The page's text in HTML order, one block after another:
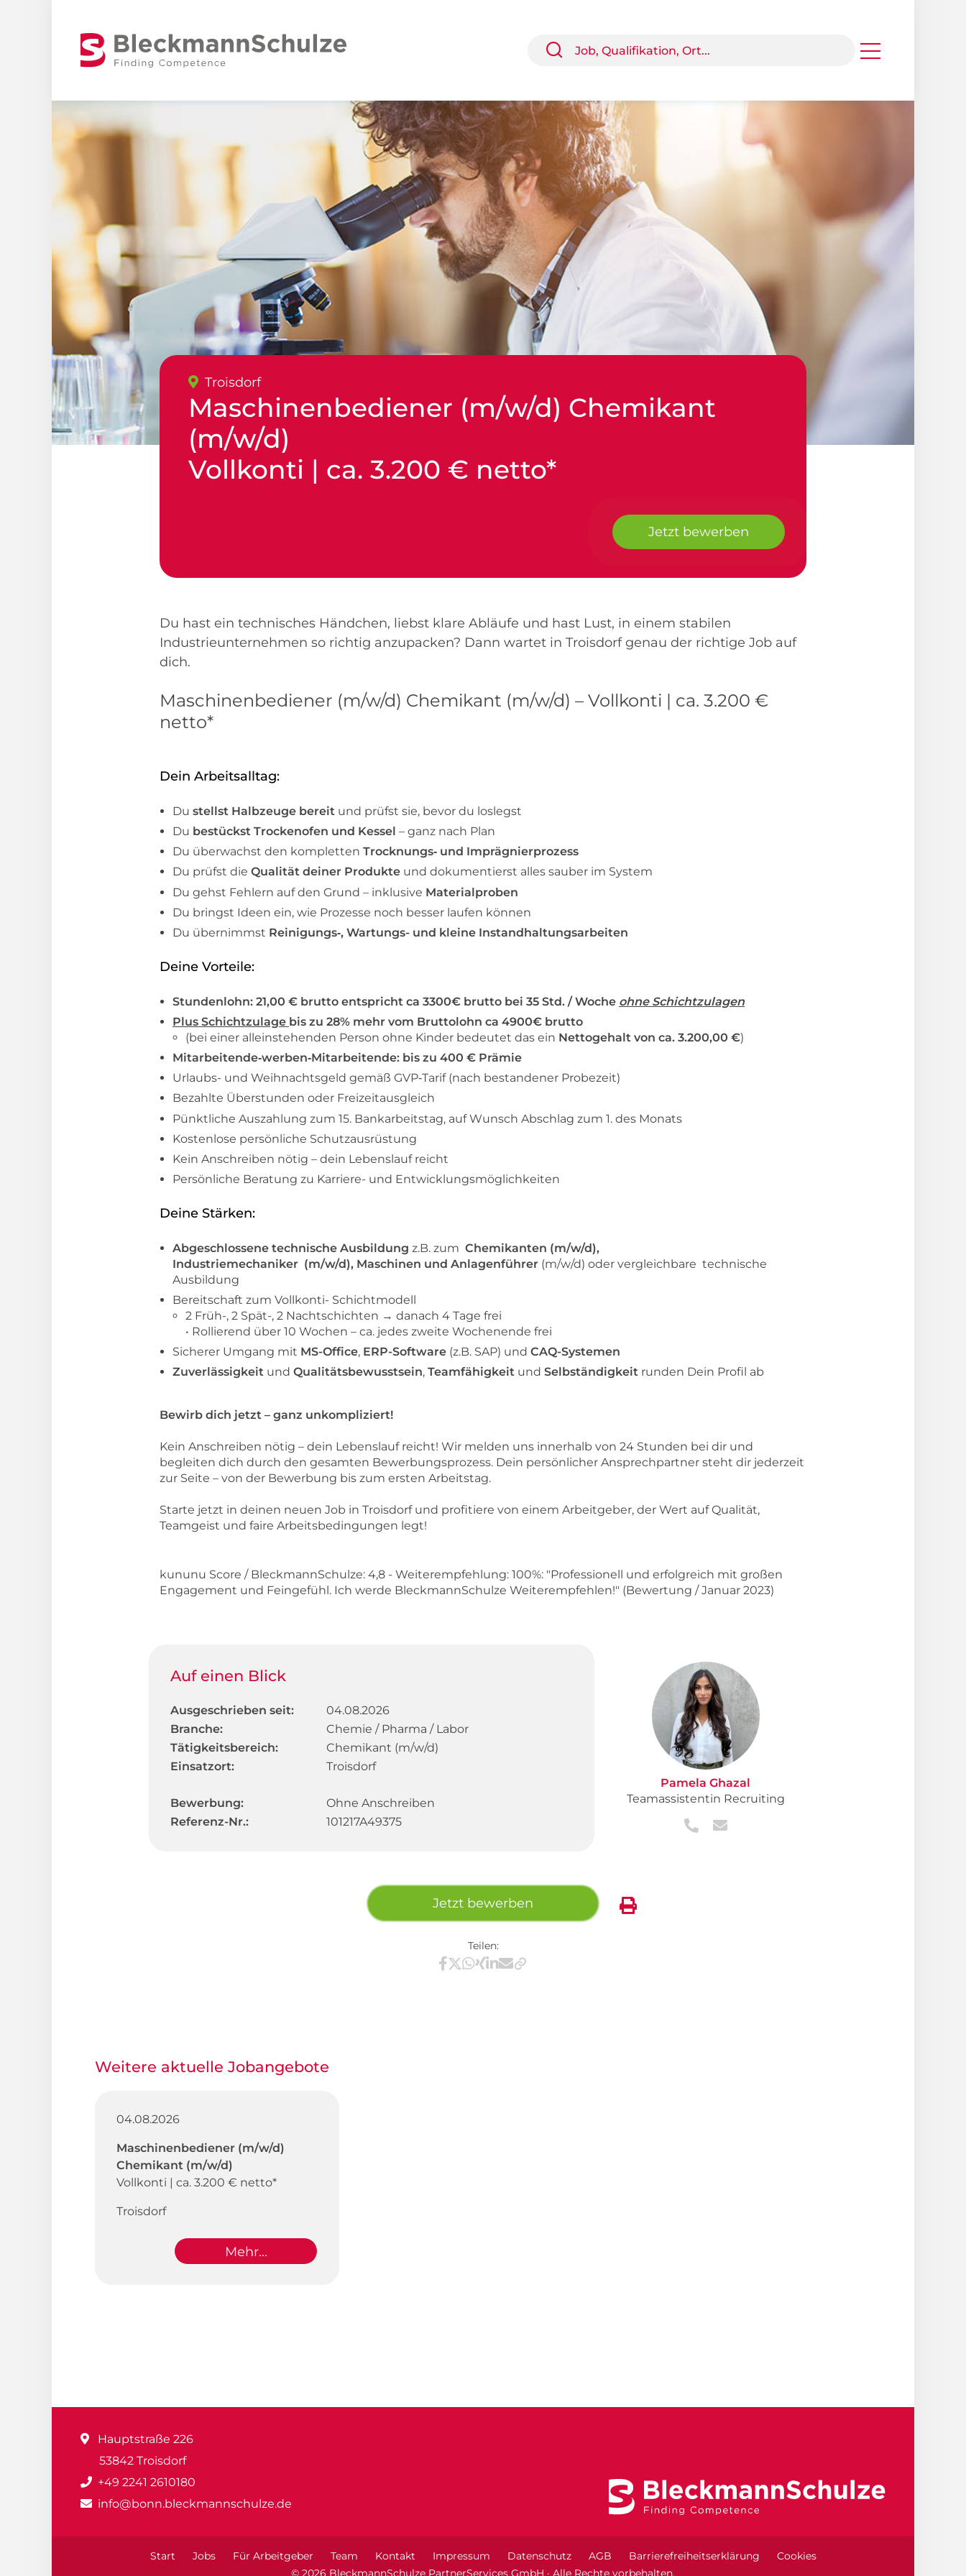
Troisdorf
Maschinenbediener (m/w/d) Chemikant
(m/w/d)
Vollkonti | ca. 3.200 € netto*
Jetzt bewerben
Du hast ein technisches Händchen, liebst klare Abläufe und hast Lust, in einem stabilen
Industrieunternehmen so richtig anzupacken? Dann wartet in Troisdorf genau der richtige Job auf
dich.
Maschinenbediener (m/w/d) Chemikant (m/w/d) – Vollkonti | ca. 3.200 €
netto*
Dein Arbeitsalltag:
Du stellst Halbzeuge bereit und prüfst sie, bevor du loslegst
Du bestückst Trockenofen und Kessel – ganz nach Plan
Du überwachst den kompletten Trocknungs‑ und Imprägnierprozess
Du prüfst die Qualität deiner Produkte und dokumentierst alles sauber im System
Du gehst Fehlern auf den Grund – inklusive Materialproben
Du bringst Ideen ein, wie Prozesse noch besser laufen können
Du übernimmst Reinigungs‑, Wartungs- und kleine Instandhaltungsarbeiten
Deine Vorteile:
Stundenlohn: 21,00 € brutto entspricht ca 3300€ brutto bei 35 Std. / Woche ohne Schichtzulagen
Plus Schichtzulage bis zu 28% mehr vom Bruttolohn ca 4900€ brutto
(bei einer alleinstehenden Person ohne Kinder bedeutet das ein Nettogehalt von ca. 3.200,00 €)
Mitarbeitende‑werben‑Mitarbeitende: bis zu 400 € Prämie
Urlaubs- und Weihnachtsgeld gemäß GVP‑Tarif (nach bestandener Probezeit)
Bezahlte Überstunden oder Freizeitausgleich
Pünktliche Auszahlung zum 15. Bankarbeitstag, auf Wunsch Abschlag zum 1. des Monats
Kostenlose persönliche Schutzausrüstung
Kein Anschreiben nötig – dein Lebenslauf reicht
Persönliche Beratung zu Karriere- und Entwicklungsmöglichkeiten
Deine Stärken:
Abgeschlossene technische Ausbildung z.B. zum Chemikanten (m/w/d),
Industriemechaniker (m/w/d), Maschinen und Anlagenführer (m/w/d) oder vergleichbare technische
Ausbildung
Bereitschaft zum Vollkonti- Schichtmodell
2 Früh-, 2 Spät-, 2 Nachtschichten → danach 4 Tage frei
• Rollierend über 10 Wochen – ca. jedes zweite Wochenende frei
Sicherer Umgang mit MS-Office, ERP-Software (z.B. SAP) und CAQ-Systemen
Zuverlässigkeit und Qualitätsbewusstsein, Teamfähigkeit und Selbständigkeit runden Dein Profil ab
Bewirb dich jetzt – ganz unkompliziert!
Kein Anschreiben nötig – dein Lebenslauf reicht! Wir melden uns innerhalb von 24 Stunden bei dir und
begleiten dich durch den gesamten Bewerbungsprozess. Dein persönlicher Ansprechpartner steht dir jederzeit
zur Seite – von der Bewerbung bis zum ersten Arbeitstag.
Starte jetzt in deinen neuen Job in Troisdorf und profitiere von einem Arbeitgeber, der Wert auf Qualität,
Teamgeist und faire Arbeitsbedingungen legt!
kununu Score / BleckmannSchulze: 4,8 - Weiterempfehlung: 100%: "Professionell und erfolgreich mit großen
Engagement und Feingefühl. Ich werde BleckmannSchulze Weiterempfehlen!" (Bewertung / Januar 2023)
Auf einen Blick
Ausgeschrieben seit:
04.08.2026
Branche:
Chemie / Pharma / Labor
Tätigkeitsbereich:
Chemikant (m/w/d)
Einsatzort:
Troisdorf
Bewerbung:
Ohne Anschreiben
Referenz-Nr.:
101217A49375
Pamela Ghazal
Teamassistentin Recruiting
Jetzt bewerben
Teilen:
Teilen via Facebook
Teilen via X / Twitter
Teilen via WhatsApp
Teilen via Xing
Teilen via LinkedIn
Teilen via E-Mail
Weitere aktuelle Jobangebote
04.08.2026
Maschinenbediener (m/w/d)
Chemikant (m/w/d)
Vollkonti | ca. 3.200 € netto*
Troisdorf
Mehr...
Hauptstraße 226
53842 Troisdorf
+49 2241 2610180
info@bonn.bleckmannschulze.de
Start Jobs Für Arbeitgeber Team Kontakt Impressum Datenschutz AGB Barrierefreiheitserklärung
Cookies
© 2026 BleckmannSchulze PartnerServices GmbH · Alle Rechte vorbehalten.